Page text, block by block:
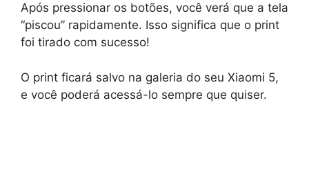
Após pressionar os botões, você verá que a tela
“piscou” rapidamente. Isso significa que o print
foi tirado com sucesso!
O print ficará salvo na galeria do seu Xiaomi 5,
e você poderá acessá-lo sempre que quiser.